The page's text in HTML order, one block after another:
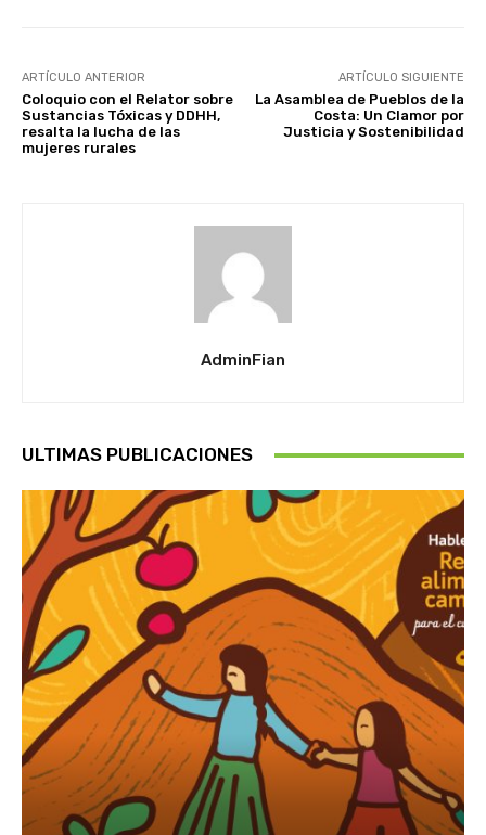
ARTÍCULO ANTERIOR
Coloquio con el Relator sobre
Sustancias Tóxicas y DDHH,
resalta la lucha de las
mujeres rurales
ARTÍCULO SIGUIENTE
La Asamblea de Pueblos de la
Costa: Un Clamor por
Justicia y Sostenibilidad
AdminFian
ULTIMAS PUBLICACIONES